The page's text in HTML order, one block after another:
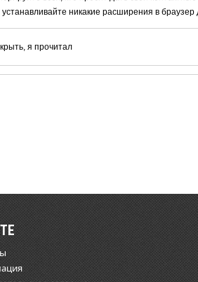
устанавливайте никакие расширения в
я прочитал